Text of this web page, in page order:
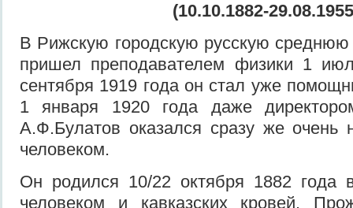
(10.10.1882-
В Рижскую городскую русскую
пришел преподавателем физики 1
сентября 1919 года он стал уже
1 января 1920 года даже
А.Ф.Булатов оказался сразу же
человеком.
Он родился 10/22 октября 1882
человеком и кавказских кровей.